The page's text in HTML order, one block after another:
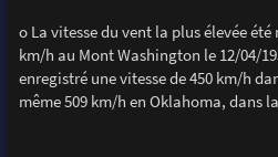
o La vitesse du vent la plus élevée été
km/h au Mont Washington le 12/04/
enregistré une vitesse de 450 km/h
même 509 km/h en Oklahoma, dans